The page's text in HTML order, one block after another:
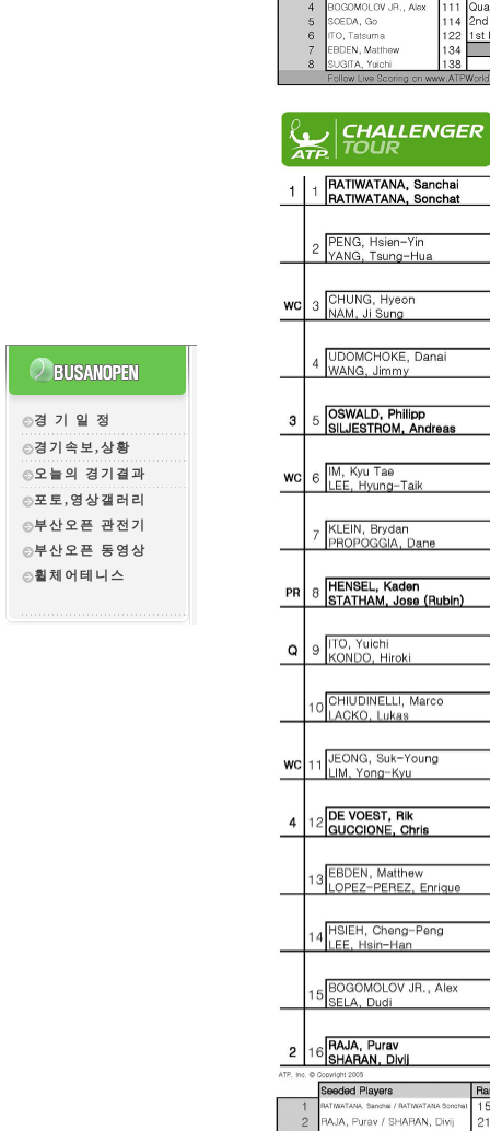
경 기 일 정
경기속보,상황
오늘의 경기결과
포토,영상갤러리
부산오픈 관전 기
부산오픈 동영상
휠체어테니스